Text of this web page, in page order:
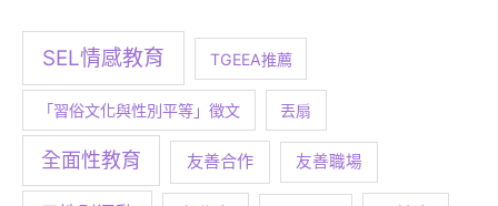
SEL情感教育 TGEEA推薦
「習俗文化與性別平等」徵文 丟扇
全面性教育 友善合作 友善職場